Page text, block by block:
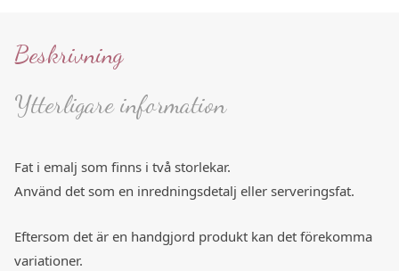
Beskrivning
Ytterligare information
Fat i emalj som finns i två storlekar.
Använd det som en inredningsdetalj eller serveringsfat.
Eftersom det är en handgjord produkt kan det förekomma
variationer.